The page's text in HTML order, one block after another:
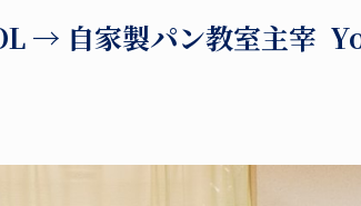
→ 自家製パン教室主宰